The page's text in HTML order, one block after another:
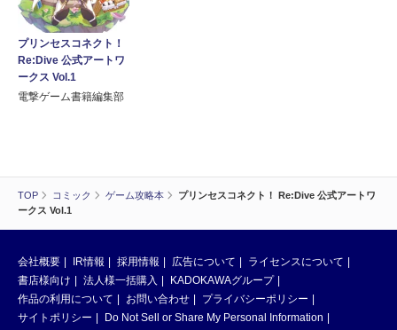
TOP コミック ゲーム攻略本
プリンセスコネクト！ Re:Dive 公式アートワ
ークス Vol.1
プリンセスコネクト！
Re:Dive 公式アートワ
ークス Vol.1
電撃ゲーム書籍編集部
会社概要 IR情報 採用情報 広告について
ライセンスについて
書店様向け
法人様一括購入
KADOKAWAグループ
作品の利用について
お問い合わせ
プライバシーポリシー
サイトポリシー
Do Not Sell or Share My Personal Information